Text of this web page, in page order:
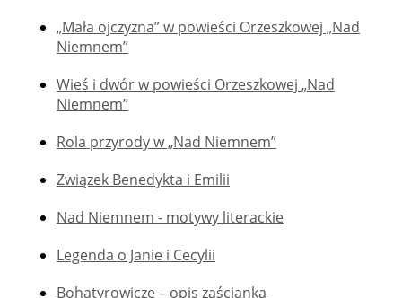
„Mała ojczyzna” w powieści Orzeszkowej „Nad
Niemnem”
Wieś i dwór w powieści Orzeszkowej „Nad
Niemnem”
Rola przyrody w „Nad Niemnem”
Związek Benedykta i Emilii
Nad Niemnem - motywy literackie
Legenda o Janie i Cecylii
Bohatyrowicze – opis zaścianka